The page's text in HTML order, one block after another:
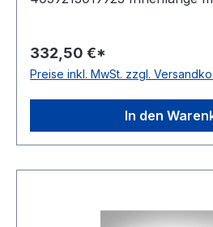
Ausführung ummantelt
2215 Material Neoprene
332,50 €*
Preise inkl. MwSt. zzgl.
In den